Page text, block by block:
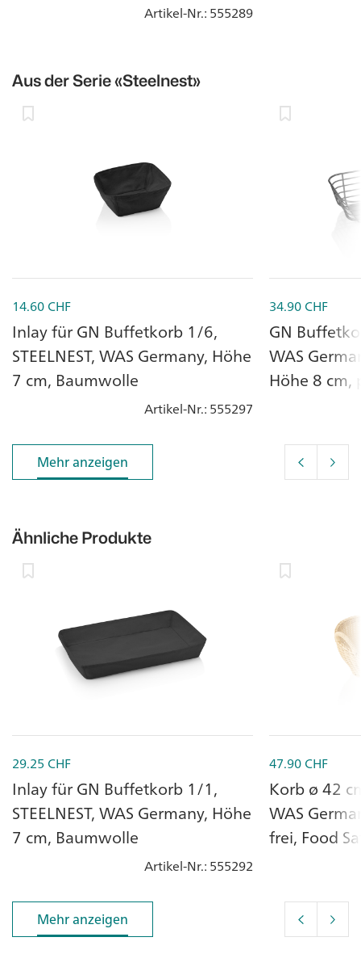
Artikel-Nr.: 555289
Aus der Serie«Steelnest»
14.60CHF
Inlay für GN Buffetkorb 1/6,
STEELNEST, WAS Germany, Höhe
7 cm, Baumwolle
Artikel-Nr.: 555297
34.90CHF
GN
WAS
Höhe 8 cm,
Mehr anzeigen
Mehr anzeigen
Ähnliche Produkte
29.25 CHF
Inlay für GN Buffetkorb 1/1,
STEELNEST, WAS Germany, Höhe
7 cm, Baumwolle
Artikel-Nr.: 555292
47.90CHF
Korb ø 42
WAS
frei, Food
Mehr anzeigen
Mehr anzeigen